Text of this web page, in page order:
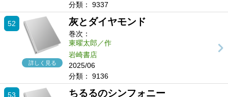
分類：
9337
52
詳しく見る
灰とダイヤモンド
巻次：
東曜太郎／作
岩崎書店
2025/06
分類：
9136
53 ちるるのシンフォニー